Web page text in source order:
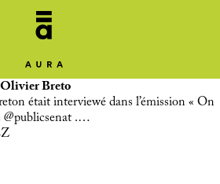
Breto
était interviewé dans l’émission « On
@publicsenat .…